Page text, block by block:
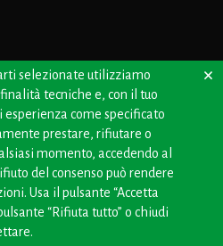
selezionate utilizziamo
tecniche e, con il tuo
come specificato
prestare, rifiutare o
momento, accedendo al
del consenso può rendere
Usa il pulsante “Accetta
“Rifiuta tutto” o chiudi
×